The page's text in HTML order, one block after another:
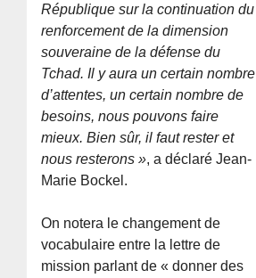
République sur la continuation du
renforcement de la dimension
souveraine de la défense du
Tchad. Il y aura un certain nombre
d’attentes, un certain nombre de
besoins, nous pouvons faire
mieux. Bien sûr, il faut rester et
nous resterons », a déclaré Jean-
Marie Bockel.
On notera le changement de
vocabulaire entre la lettre de
mission parlant de « donner des